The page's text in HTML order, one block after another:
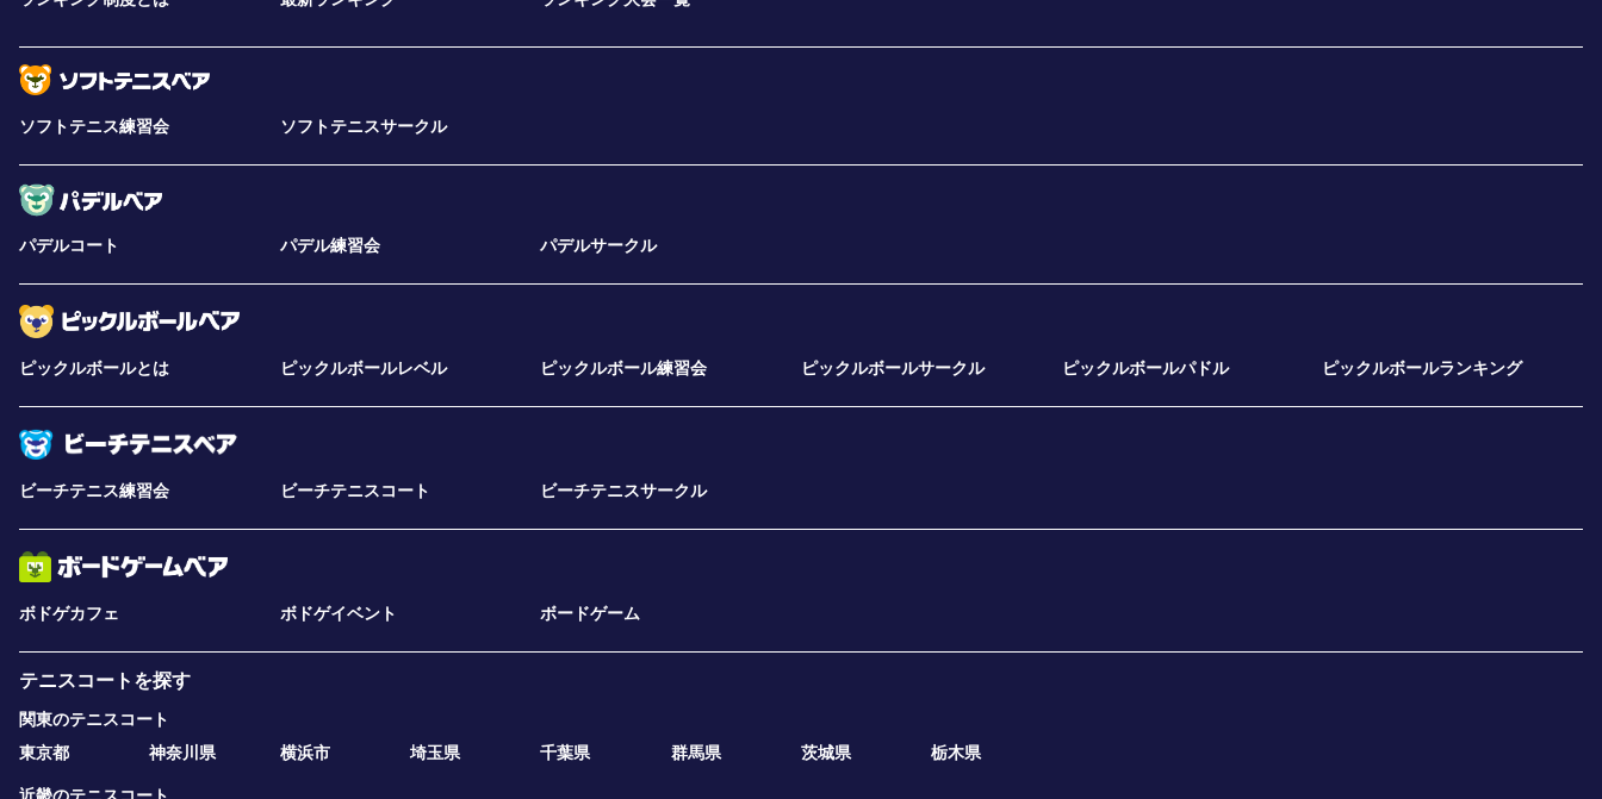
ソフトテニス練習会 ソフトテニスサークル
パデルコート パデル練習会 パデルサークル
ピックルボールとは ピックルボールレベル ピックルボール練習会 ピックルボールサークル ピックルボールパドル ピックルボールランキング
ビーチテニス練習会 ビーチテニスコート ビーチテニスサークル
ボドゲカフェ ボドゲイベント ボードゲーム
テニスコートを探す
関東のテニスコート
東京都
神奈川県 横浜市 埼玉県 千葉県 群馬県 茨城県 栃木県